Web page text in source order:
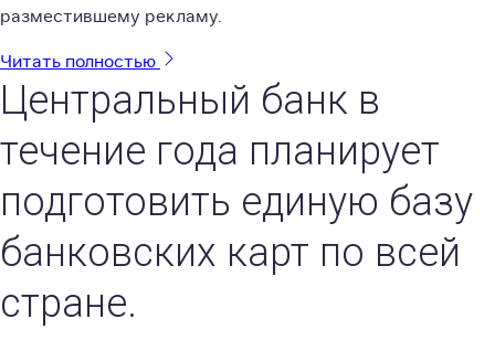
разместившему рекламу.
Читать полностью
Центральный банк в
течение года планирует
подготовить единую базу
банковских карт по всей
стране.